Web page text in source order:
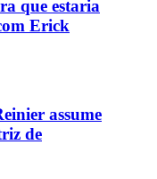
que estaria
Erick
assume
de